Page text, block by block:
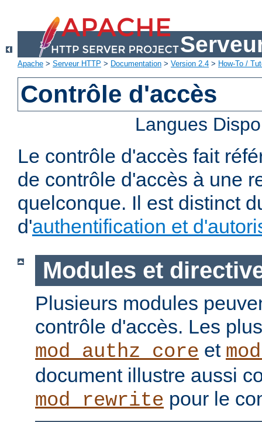
Apache > Serveur HTTP > Documentation > Version 2.4 > How-To /
Contrôle d'accès
Langues
Le contrôle d'accès fait
de contrôle d'accès à une
quelconque. Il est distinct
d'authentification et
Modules et
Plusieurs modules
contrôle d'accès. Les
mod_authz_core et
document illustre aussi
mod_rewrite pour le